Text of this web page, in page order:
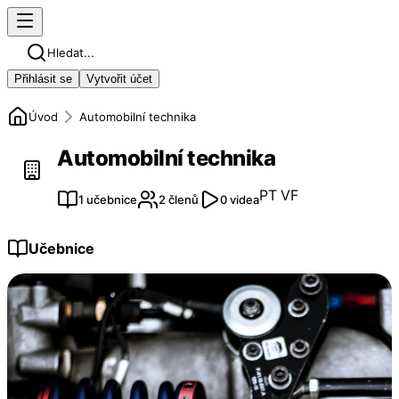
Hledat...
Přihlásit se Vytvořit účet
Úvod Automobilní technika
Automobilní technika
1 učebnice 2 členů 0 videaPT VF
Učebnice